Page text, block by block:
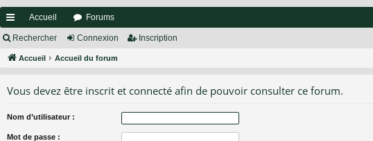
ac
co
s
Accueil Forums
Rechercher Connexion Inscription
Accueil Accueil du forum
Vous devez être inscrit et connecté afin de pouvoir consulter ce forum.
Nom d’utilisateur :
Mot de passe :